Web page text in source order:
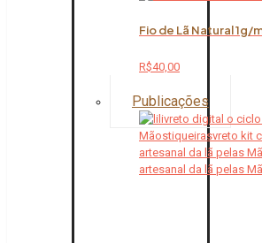
Fio de Lã Natural 1g/
R$40,00
Publicações